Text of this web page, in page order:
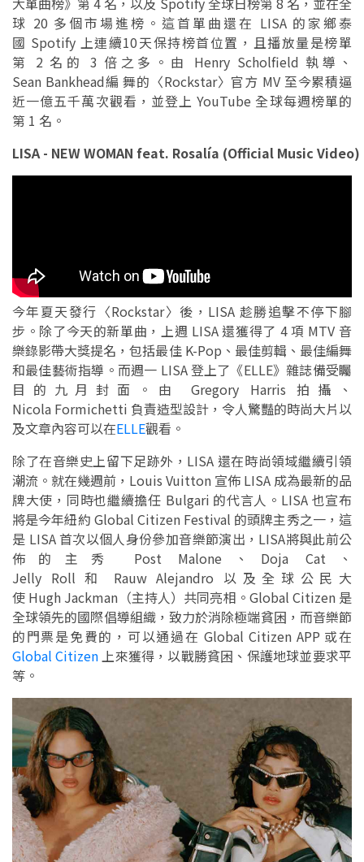
球 20 多個市場進榜。這首單曲還在 LISA 的家鄉泰
國 Spotify 上連續10天保持榜首位置，且播放量是榜單
第 2 名的 3 倍之多。由 Henry Scholfield 執導、
Sean Bankhead編 舞的〈Rockstar〉官方 MV 至今累積逼
近一億五千萬次觀看，並登上 YouTube 全球每週榜單的
第 1 名。
LISA - NEW WOMAN feat. Rosalía (Official Music Video)
今年夏天發行〈Rockstar〉後，LISA 趁勝追擊不停下腳
步。除了今天的新單曲，上週 LISA 還獲得了 4 項 MTV 音
樂錄影帶大獎提名，包括最佳 K-Pop、最佳剪輯、最佳編舞
和最佳藝術指導。而週一 LISA 登上了《ELLE》雜誌備受矚
目的九月封面。由 Gregory Harris 拍攝、
Nicola Formichetti 負責造型設計，令人驚豔的時尚大片以
及文章內容可以在ELLE觀看。
除了在音樂史上留下足跡外，LISA 還在時尚領域繼續引領
潮流。就在幾週前，Louis Vuitton 宣佈 LISA 成為最新的品
牌大使，同時也繼續擔任 Bulgari 的代言人。LISA 也宣布
將是今年紐約 Global Citizen Festival 的頭牌主秀之一，這
是 LISA 首次以個人身份參加音樂節演出，LISA將與此前公
佈的主秀 Post Malone、Doja Cat、
Jelly Roll 和 Rauw Alejandro 以及全球公民大
使 Hugh Jackman（主持人）共同亮相。Global Citizen 是
全球領先的國際倡導組織，致力於消除極端貧困，而音樂節
的門票是免費的，可以通過在 Global Citizen APP 或在
Global Citizen上來獲得，以戰勝貧困、保護地球並要求平
等。